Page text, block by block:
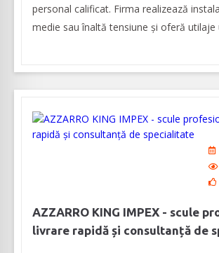
personal calificat. Firma realizează
medie sau înaltă tensiune și oferă utilaje
AZZARRO KING IMPEX - scule
livrare rapidă și consultanță de